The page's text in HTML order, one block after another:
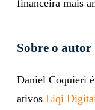
financeira mais
Sobre o autor
Daniel Coquieri
ativos Liqi